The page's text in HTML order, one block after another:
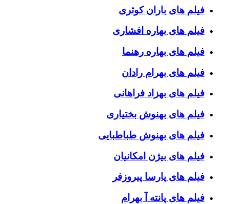
فیلم های باران کوثری
فیلم های بهاره افشاری
فیلم های بهاره رهنما
فیلم های بهرام رادان
فیلم های بهزاد فراهانی
فیلم های بهنوش بختیاری
فیلم های بهنوش طباطبایی
فیلم های بیژن امکانیان
فیلم های پارسا پیروزفر
فیلم های پانته آ بهرام